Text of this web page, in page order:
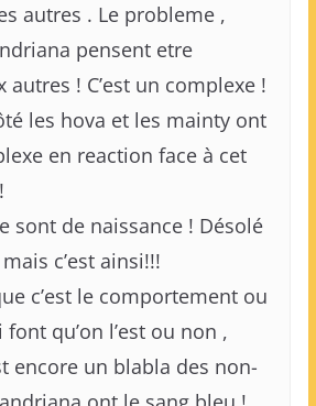
autres . Le probleme ,
pensent etre
autres ! C’est un complexe !
les hova et les mainty ont
en reaction face à cet
sont de naissance ! Désolé
c’est ainsi!!!
c’est le comportement ou
qu’on l’est ou non ,
encore un blabla des non-